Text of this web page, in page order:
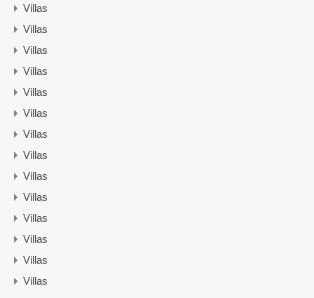
Villas
Villas
Villas
Villas
Villas
Villas
Villas
Villas
Villas
Villas
Villas
Villas
Villas
Villas